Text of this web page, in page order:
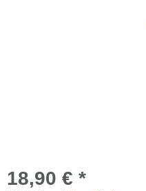
18,90 € *